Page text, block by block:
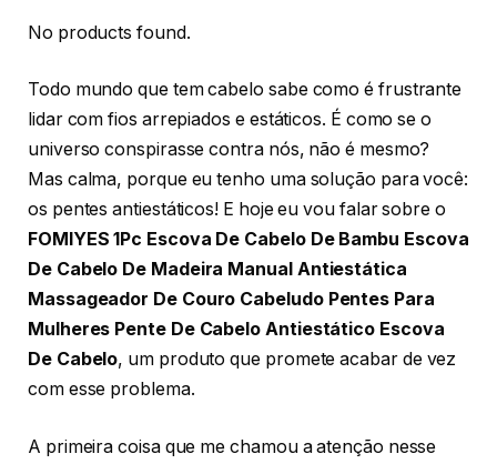
No products found.
Todo mundo que tem cabelo sabe como é frustrante
lidar com fios arrepiados e estáticos. É como se o
universo conspirasse contra nós, não é mesmo?
Mas calma, porque eu tenho uma solução para você:
os pentes antiestáticos! E hoje eu vou falar sobre o
FOMIYES 1Pc Escova De Cabelo De Bambu Escova
De Cabelo De Madeira Manual Antiestática
Massageador De Couro Cabeludo Pentes Para
Mulheres Pente De Cabelo Antiestático Escova
De Cabelo, um produto que promete acabar de vez
com esse problema.
A primeira coisa que me chamou a atenção nesse